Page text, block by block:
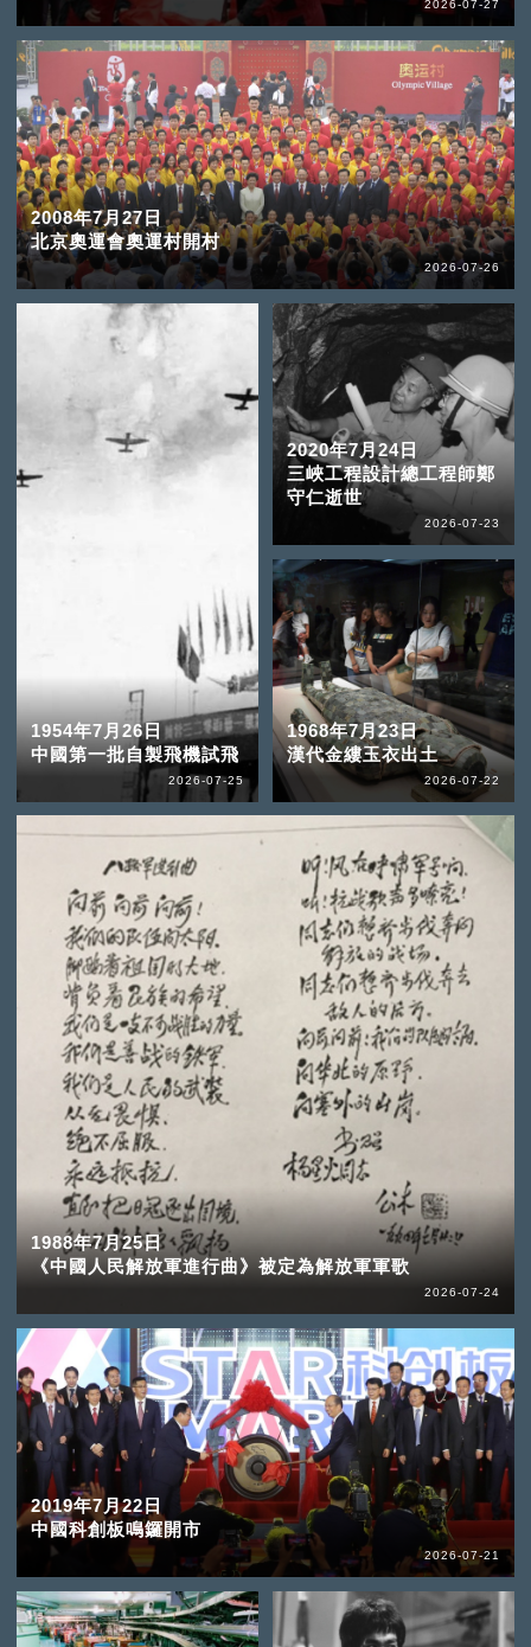
2026-07-27
2008年7月27日
北京奧運會奧運村開村
2026-07-26
1954年7月26日
中國第一批自製飛機試飛
2026-07-25
1988年7月25日
《中國人民解放軍進行曲》被定為解放軍軍歌
2026-07-24
2020年7月24日
三峽工程設計總工程師鄭
守仁逝世
2026-07-23
1968年7月23日
漢代金縷玉衣出土
2026-07-22
2019年7月22日
中國科創板鳴鑼開市
2026-07-21